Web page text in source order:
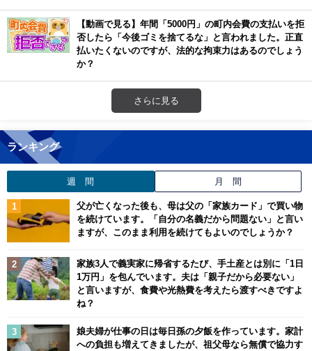
【動画で見る】年間「5000円」の町内会費の支払いを拒
否したら「今後ゴミを捨てるな」と言われました。正直
払いたくないのですが、法的な拘束力はあるのでしょう
か？
さらに見る
ランキング
週 間 月 間
父が亡くなった後も、母は父の「家族カード」で買い物
を続けています。「自分の名義だから問題ない」と言い
ますが、このまま利用を続けてもよいのでしょうか？
家族3人で義実家に帰省するたび、手土産とは別に「1日
1万円」を包んでいます。夫は「親子だから必要ない」
と言いますが、食費や光熱費を考えたら渡すべきですよ
ね？
娘夫婦が仕事の日は毎日孫の夕飯を作っています。家計
への負担も増えてきましたが、祖父母なら無償で協力す